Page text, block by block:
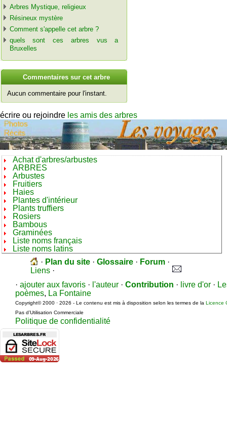
Arbres Mystique, religieux
Résineux mystère
Comment s'appelle cet arbre ?
quels sont ces arbres vus a
Bruxelles
Commentaires sur cet arbre
Aucun commentaire pour l'instant.
écrire ou rejoindre les amis des arbres
Achat d'arbres/arbustes
ARBRES
Arbustes
Fruitiers
Haies
Plantes d'intérieur
Plants truffiers
Rosiers
Bambous
Graminées
Liste noms français
Liste noms latins
· Plan du site · Glossaire · Forum ·
Liens ·
· ajouter aux favoris · l'auteur · Contribution · livre d'or ·
poèmes, La Fontaine
Copyright© 2000 · 2026 - Le contenu est mis à disposition selon les termes de la Licence
Pas d’Utilisation Commerciale
Politique de confidentialité